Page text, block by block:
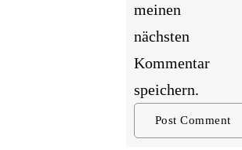
meinen
nächsten
Kommentar
speichern.